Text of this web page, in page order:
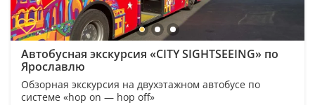
Автобусная экскурсия «CITY SIGHTSEEING» по
Ярославлю
Обзорная экскурсия на двухэтажном автобусе по
системе «hop on — hop off»